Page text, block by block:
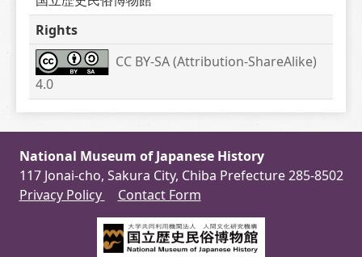
Rights
CC BY-SA (Attribution-ShareAlike)
4.0
National Museum of Japanese History
117 Jonai-cho, Sakura City, Chiba Prefecture 285-8502
Privacy Policy
Contact Form